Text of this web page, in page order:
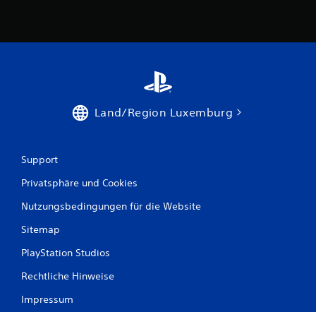
Land/Region Luxemburg
Support
Privatsphäre und Cookies
Nutzungsbedingungen für die Website
Sitemap
PlayStation Studios
Rechtliche Hinweise
Impressum